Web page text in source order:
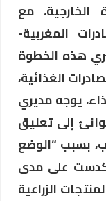
الخارجية، مع
المغربية-
هذه الخطوة
الغذائية،
يوجه مديري
إلى تعليق
بسبب “الوضع
على مدى
الزراعية